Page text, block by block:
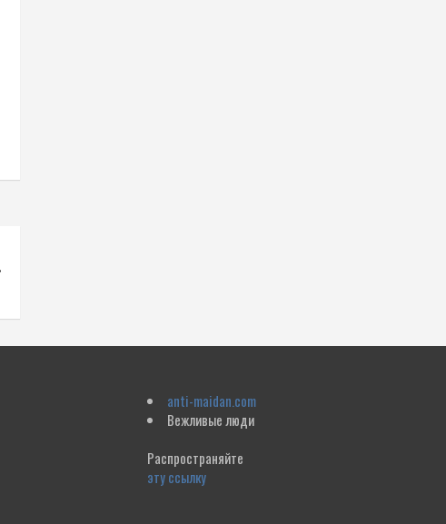
anti-maidan.com
Вежливые люди
Распространяйте
эту ссылку